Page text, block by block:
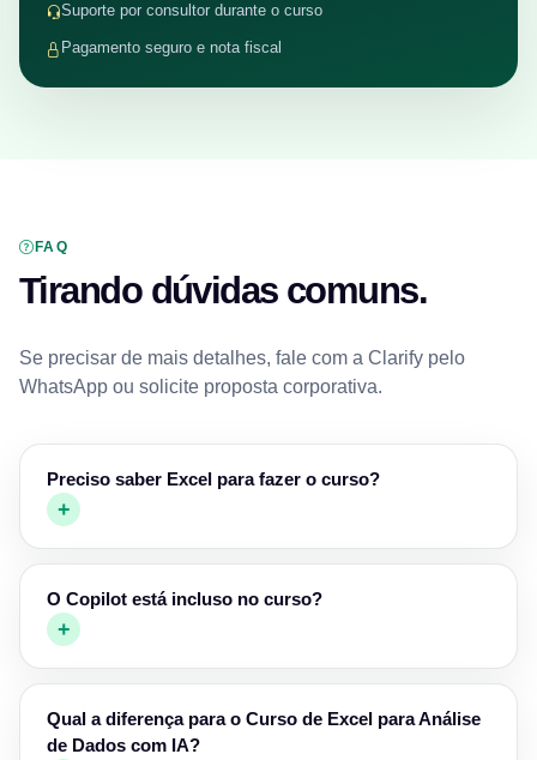
Suporte por consultor durante o curso
Pagamento seguro e nota fiscal
FAQ
Tirando dúvidas comuns.
Se precisar de mais detalhes, fale com a Clarify pelo
WhatsApp ou solicite proposta corporativa.
Preciso saber Excel para fazer o curso?
+
O Copilot está incluso no curso?
+
Qual a diferença para o Curso de Excel para Análise
de Dados com IA?